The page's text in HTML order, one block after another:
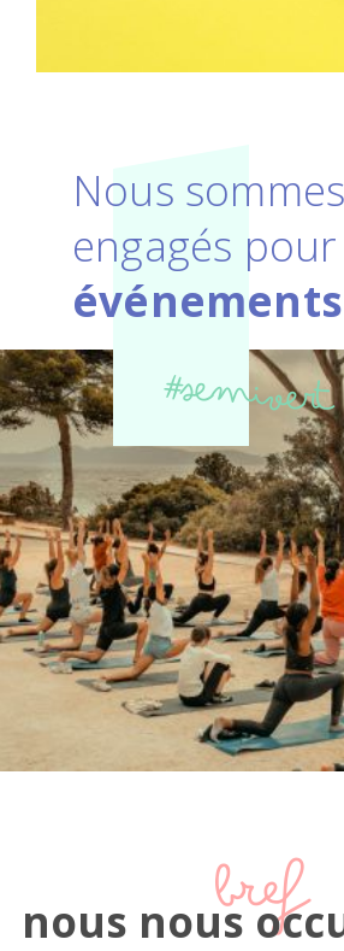
Nous sommes
engagés
événements
#semivert
nous nousbref